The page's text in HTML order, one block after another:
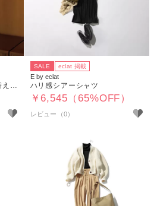
【前後2WAY】レース切り替えフレンチスリーブT
SALE eclat 掲載
E by eclat
ハリ感シアーシャツ
￥6,545（65%OFF）